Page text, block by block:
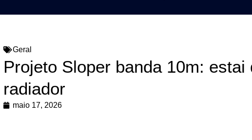
Geral
Projeto Sloper banda 10m: estai
radiador
maio 17, 2026